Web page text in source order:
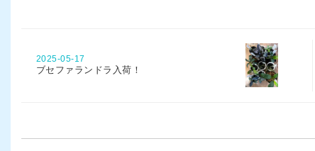
2025-05-17
ブセファランドラ入荷！